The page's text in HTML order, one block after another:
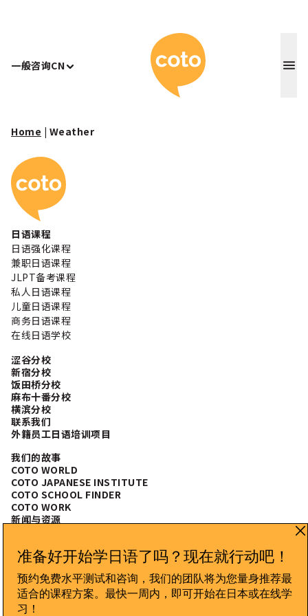
一般咨询CN Coto 日本
Home | Weather
Coto 日本语学校
日语课程
日语强化课程
兼职日语课程
JLPT备考课程
私人日语课程
儿童日语课程
商务日语课程
在线日语学校
涩谷分校
新宿分校
饭田桥分校
麻布十番分校
横滨分校
联系我们
外籍员工日语培训项目
我们的故事
COTO WORLD
COTO JAPANESE INSTITUTE
COTO SCHOOL FINDER
COTO WORK
新闻与资源
CONNECT WITH US